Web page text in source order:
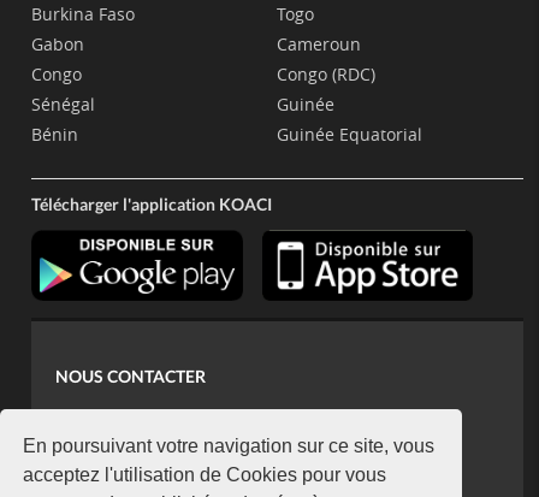
En poursuivant votre navigation sur ce site, vous
acceptez l'utilisation de Cookies pour vous
Burkina Faso
Gabon
Congo
Sénégal
Bénin
Togo
Cameroun
Congo (RDC)
Guinée
Guinée Equatorial
Télécharger l'application KOACI
NOUS CONTACTER
koaci@yahoo.fr
+225 07 08 85 52 93